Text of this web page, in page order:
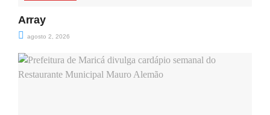
Array
agosto 2, 2026